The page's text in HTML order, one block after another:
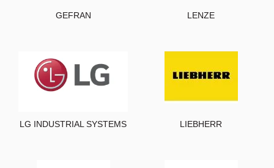
GEFRAN LENZE
LG INDUSTRIAL SYSTEMS LIEBHERR